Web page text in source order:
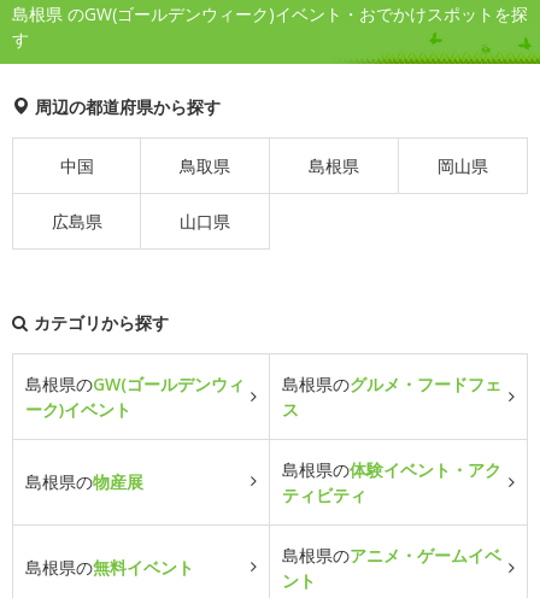
島根県 のGW(ゴールデンウィーク)イベント・おでかけスポットを探
す
周辺の都道府県から探す
中国 鳥取県 島根県 岡山県
広島県 山口県
カテゴリから探す
島根県のGW(ゴールデンウィ
ーク)イベント
島根県のグルメ・フードフェ
ス
島根県の物産展
島根県の体験イベント・アク
ティビティ
島根県の無料イベント
島根県のアニメ・ゲームイベ
ント